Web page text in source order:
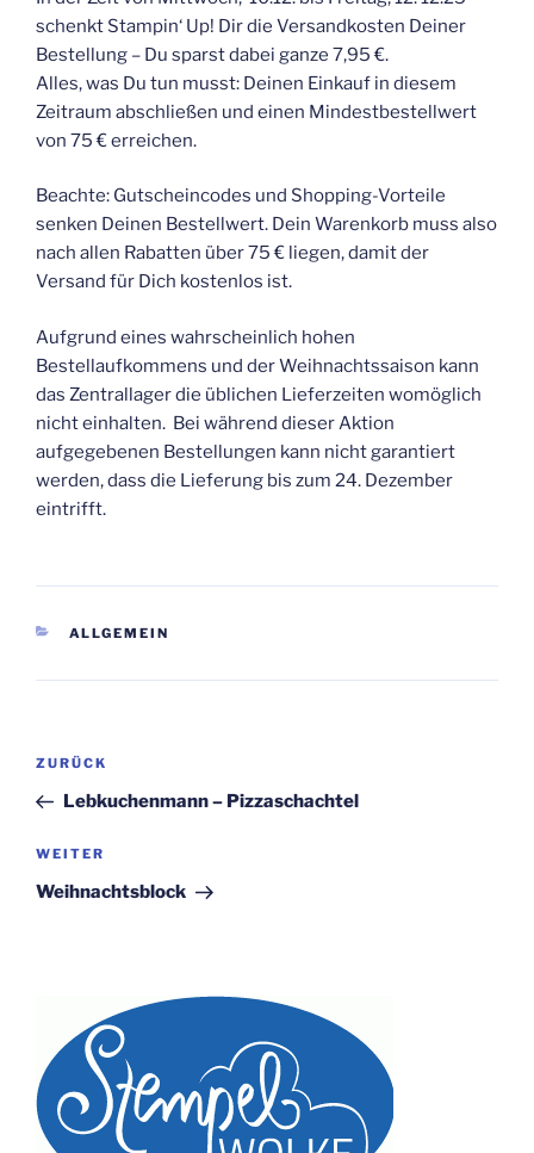
schenkt Stampin‘ Up! Dir die Versandkosten Deiner
Bestellung – Du sparst dabei ganze 7,95 €.
Alles, was Du tun musst: Deinen Einkauf in diesem
Zeitraum abschließen und einen Mindestbestellwert
von 75 € erreichen.
Beachte: Gutscheincodes und Shopping-Vorteile
senken Deinen Bestellwert. Dein Warenkorb muss also
nach allen Rabatten über 75 € liegen, damit der
Versand für Dich kostenlos ist.
Aufgrund eines wahrscheinlich hohen
Bestellaufkommens und der Weihnachtssaison kann
das Zentrallager die üblichen Lieferzeiten womöglich
nicht einhalten. Bei während dieser Aktion
aufgegebenen Bestellungen kann nicht garantiert
werden, dass die Lieferung bis zum 24. Dezember
eintrifft.
KATEGORIEN
ALLGEMEIN
Beitragsnavigation
Vorheriger
Beitrag
ZURÜCK
Lebkuchenmann – Pizzaschachtel
Nächster
Beitrag
WEITER
Weihnachtsblock